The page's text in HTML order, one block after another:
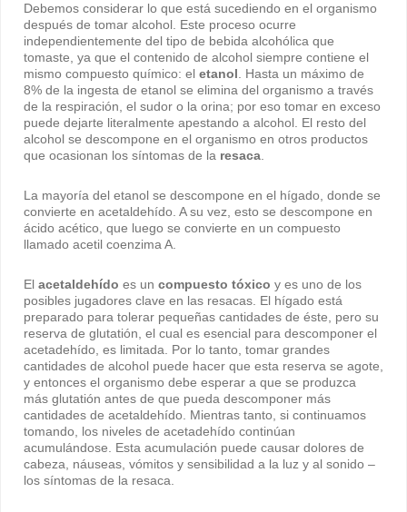
Debemos considerar lo que está sucediendo en el organismo
después de tomar alcohol. Este proceso ocurre
independientemente del tipo de bebida alcohólica que
tomaste, ya que el contenido de alcohol siempre contiene el
mismo compuesto químico: el etanol . Hasta un máximo de
8% de la ingesta de etanol se elimina del organismo a través
de la respiración, el sudor o la orina; por eso tomar en exceso
puede dejarte literalmente apestando a alcohol. El resto del
alcohol se descompone en el organismo en otros productos
que ocasionan los síntomas de la resaca
La mayoría del etanol se descompone en el hígado, donde se
convierte en acetaldehído. A su vez, esto se descompone en
ácido acético, que luego se convierte en un compuesto
llamado acetil coenzima A.
El acetaldehído es un compuesto tóxico y es uno de los
posibles jugadores clave en las resacas. El hígado está
preparado para tolerar pequeñas cantidades de éste, pero su
reserva de glutatión, el cual es esencial para descomponer el
acetadehído, es limitada. Por lo tanto, tomar grandes
cantidades de alcohol puede hacer que esta reserva se agote,
y entonces el organismo debe esperar a que se produzca
más glutatión antes de que pueda descomponer más
cantidades de acetaldehído. Mientras tanto, si continuamos
tomando, los niveles de acetadehído continúan
acumulándose. Esta acumulación puede causar dolores de
cabeza, náuseas, vómitos y sensibilidad a la luz y al sonido –
los síntomas de la resaca.